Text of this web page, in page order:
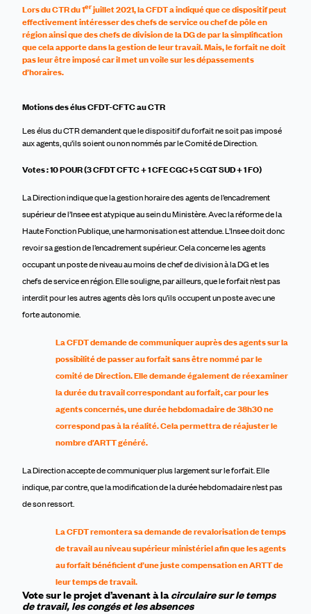
Lors du CTR du 1erjuillet 2021, la CFDT a indiqué que ce dispositif peut
effectivement intéresser des chefs de service ou chef de pôle en
régionainsi quedes chefs de division de la DG de par lasimplification
que cela apporte dans la gestion de leur travail. Mais, le forfait ne doit
pas leur être imposécar il met un voile sur les dépassements
d’horaires.
Motions des élus CFDT-CFTC au CTR
Les élus du CTR demandent que le dispositif du forfait ne soit pas imposé
aux agents, qu’ils soient ou non nommés par le Comité de Direction.
Votes : 10 POUR (3 CFDT CFTC + 1 CFE CGC+5 CGT SUD + 1 FO)
La Direction indique que la gestion horaire des agents de l’encadrement
supérieur de l’Insee est atypique au sein du Ministère. Avec la réforme de la
Haute Fonction Publique, une harmonisation est attendue. L’Insee doit donc
revoir sa gestion de l’encadrement supérieur. Cela concerne les agents
occupant un poste de niveau au moins de chef de division à la DG et les
chefs de service en région. Elle souligne, par ailleurs, que le forfait n’est pas
interdit pour les autres agents dès lors qu’ils occupent un poste avec une
forte autonomie.
La CFDT demande de communiquer auprès des agents sur la
possibilité de passer au forfait sans être nommé par le
comité de Direction. Elle demande également de réexaminer
la durée du travail correspondant au forfait, car pour les
agents concernés, une durée hebdomadaire de 38h30 ne
correspond pas à la réalité. Cela permettra de réajuster le
nombre d’ARTT généré.
La Direction accepte de communiquer plus largement sur le forfait. Elle
indique, par contre, que la modification de la durée hebdomadaire n’est pas
de son ressort.
La CFDT remontera sa demande de revalorisation de temps
de travail au niveau supérieur ministériel afin que les agents
au forfait bénéficient d’une juste compensation en ARTT de
leur temps de travail.
Vote sur leprojet d’avenant à lacirculaire sur le temps
de travail, les congés et les absences